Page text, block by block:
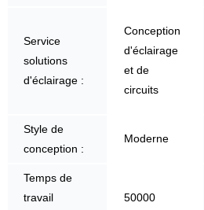
Service
solutions
d'éclairage :
Conception
d'éclairage
et de
circuits
Style de
conception :
Moderne
Temps de
travail
50000